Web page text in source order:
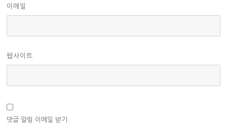
이메일
웹사이트
댓글 알림 이메일 받기